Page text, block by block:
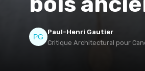
Paul-Henri Gautier
Critique Architectural pour